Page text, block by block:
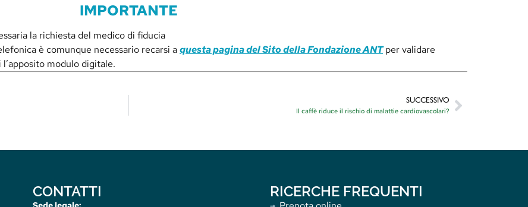
IMPORTANTE
la richiesta del medico di fiducia
è comunque necessario recarsi aquesta pagina del Sito della Fondazione ANTper validare
modulo digitale.
SUCCESSIVO
Il caffè riduce il rischio di malattie cardiovascolari?
CONTATTI RICERCHE FREQUENTI